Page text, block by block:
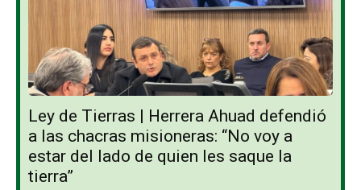
Ley de Tierras | Herrera Ahuad defendió
a las chacras misioneras: “No voy a
estar del lado de quien les saque la
tierra”